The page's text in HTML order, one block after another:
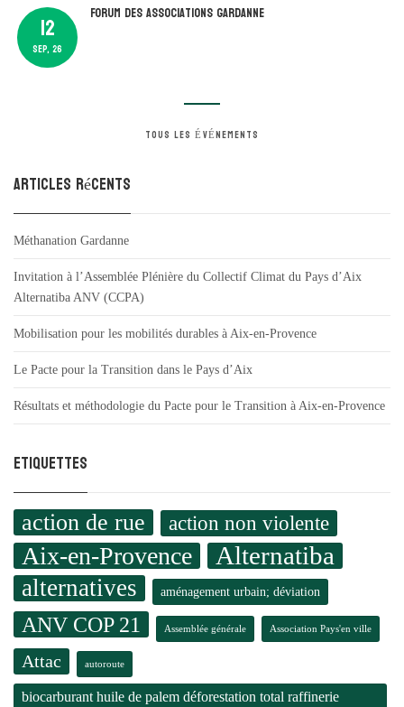
12
SEP, 26
Forum des associations Gardanne
TOUS LES ÉVÉNEMENTS
Articles récents
Méthanation Gardanne
Invitation à l’Assemblée Plénière du Collectif Climat du Pays d’Aix
Alternatiba ANV (CCPA)
Mobilisation pour les mobilités durables à Aix-en-Provence
Le Pacte pour la Transition dans le Pays d’Aix
Résultats et méthodologie du Pacte pour le Transition à Aix-en-Provence
Etiquettes
action de rue action non violente
Aix-en-Provence Alternatiba
alternatives aménagement urbain; déviation
ANV COP 21 Assemblée générale Association Pays'en ville
Attac autoroute
biocarburant huile de palem déforestation total raffinerie